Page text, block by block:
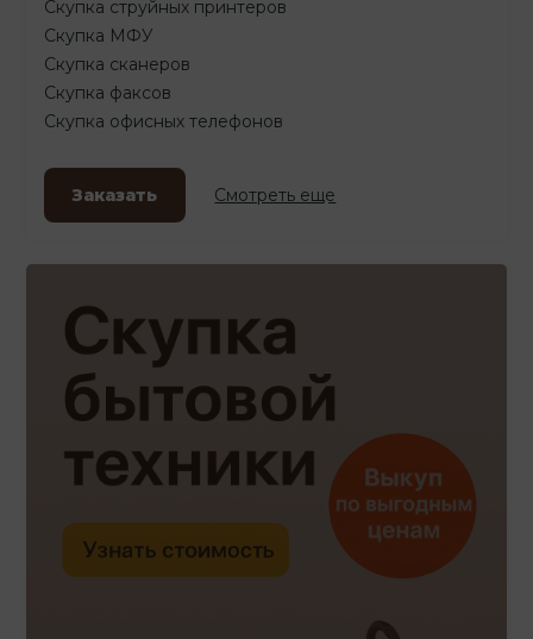
Скупка струйных принтеров
Скупка МФУ
Скупка сканеров
Скупка факсов
Скупка офисных телефонов
Заказать Смотреть еще